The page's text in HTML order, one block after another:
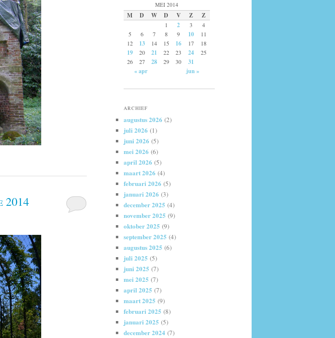
MEI 2014
M D W D V Z Z
1 2 3
4
5
6 7 8 9 10
11
12
13 14 15 16 17 18
19 20 21 22 23 24
25
26
27 28 29 30
31
« apr
jun »
ARCHIEF
augustus 2026 (2)
juli 2026 (1)
juni 2026 (5)
mei 2026 (6)
april 2026 (5)
maart 2026 (4)
februari 2026 (5)
januari 2026 (3)
december 2025 (4)
november 2025 (9)
oktober 2025 (9)
september 2025 (4)
augustus 2025 (6)
juli 2025 (5)
juni 2025 (7)
mei 2025 (7)
april 2025 (7)
maart 2025 (9)
februari 2025 (8)
januari 2025 (5)
december 2024 (7)